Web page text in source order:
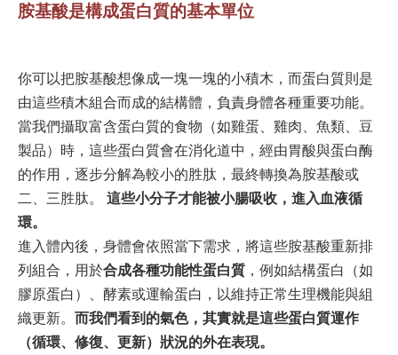
胺基酸是構成蛋白質的基本單位
你可以把胺基酸想像成一塊一塊的小積木，而蛋白質則是
由這些積木組合而成的結構體，負責身體各種重要功能。
當我們攝取富含蛋白質的食物（如雞蛋、雞肉、魚類、豆
製品）時，這些蛋白質會在消化道中，經由胃酸與蛋白酶
的作用，逐步分解為較小的胜肽，最終轉換為胺基酸或
二、三胜肽。 這些小分子才能被小腸吸收，進入血液循
環。
進入體內後，身體會依照當下需求，將這些胺基酸重新排
列組合，用於合成各種功能性蛋白質 ，例如結構蛋白（如
膠原蛋白）、酵素或運輸蛋白，以維持正常生理機能與組
織更新。 而我們看到的氣色，其實就是這些蛋白質運作
（循環、修復、更新）狀況的外在表現。